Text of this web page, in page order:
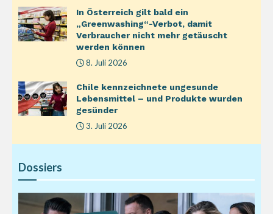
In Österreich gilt bald ein
„Greenwashing“-Verbot, damit
Verbraucher nicht mehr getäuscht
werden können
8. Juli 2026
Chile kennzeichnete ungesunde
Lebensmittel – und Produkte wurden
gesünder
3. Juli 2026
Dossiers